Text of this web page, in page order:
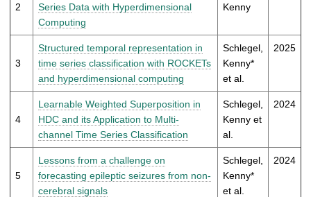
2
Series Data with Hyperdimensional
Computing
Kenny
3
Structured temporal representation in
time series classification with ROCKETs
and hyperdimensional computing
Schlegel,
Kenny*
et al.
2025
4
Learnable Weighted Superposition in
HDC and its Application to Multi-
channel Time Series Classification
Schlegel,
Kenny et
al.
2024
5
Lessons from a challenge on
forecasting epileptic seizures from non-
cerebral signals
Schlegel,
Kenny*
et al.
2024